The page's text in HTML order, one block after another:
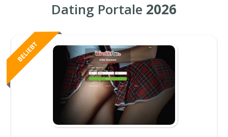
Dating Portale 2026